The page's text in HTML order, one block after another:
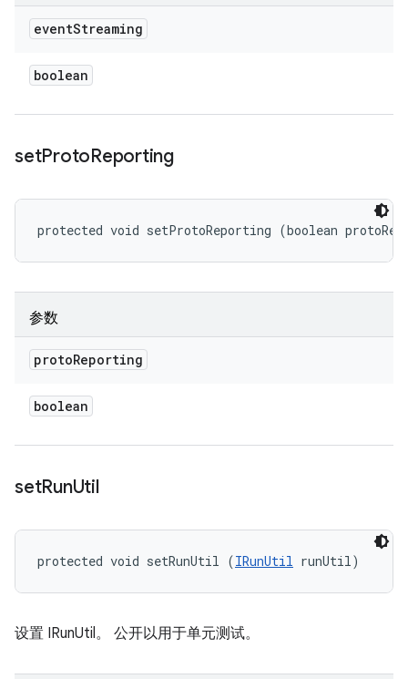
eventStreaming
boolean
setProtoReporting
protected void setProtoReporting (boolean
参数
protoReporting
boolean
setRunUtil
protected void setRunUtil (IRunUtil runUtil)
设置 IRunUtil。 公开以用于单元测试。